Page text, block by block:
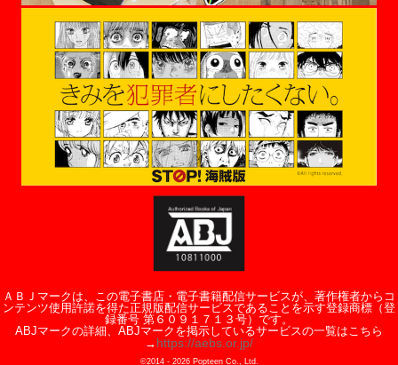
ＡＢＪマークは、この電子書店・電子書籍配信サービスが、著作権者からコ
ンテンツ使用許諾を得た正規版配信サービスであることを示す登録商標（登
録番号 第６０９１７１３号）です。
ABJマークの詳細、ABJマークを掲示しているサービスの一覧はこちら
→ https://aebs.or.jp/
©2014 - 2026Popteen Co., Ltd.